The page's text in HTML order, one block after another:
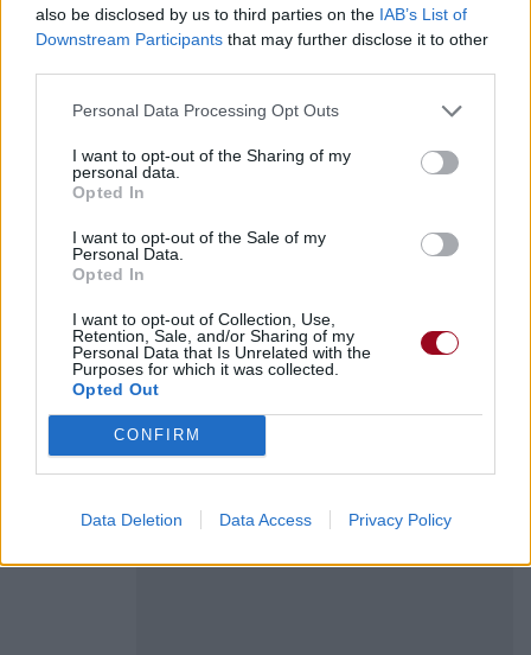
also be disclosed by us to third parties on the IAB’s List of
Downstream Participants that may further disclose it to other
Personal Data Processing Opt Outs
I want to opt-out of the Sharing of my
personal data.
Opted In
I want to opt-out of the Sale of my
Personal Data.
Opted In
I want to opt-out of Collection, Use,
Retention, Sale, and/or Sharing of my
Personal Data that Is Unrelated with the
Purposes for which it was collected.
Opted Out
CONFIRM
Data Deletion Data Access Privacy Policy
(*) Pas certaine de la traduction de ces passages
(1) Golden que j'ai traduit par Vernis, dans le sens qu'ils
ont tout ce qu'ils veulent, tout ce qu'ils peuvent espérer,
qu'ils n'ont plus à s'en faire
de Manhattan à New York.
(3) Target est une chaîne de magasins aux Etats-Unis
avait fait le vœu de transformer en or tout ce qu'il touchait.
(5) Patricia "Patti" Mayonnaise est l'amour secret de Doug
Funnie dans Doug, une série télévisée d'animation
américaine.